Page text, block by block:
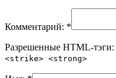
Комментарий: *
Разрешенные HTML-тэги:
<strike> <strong>